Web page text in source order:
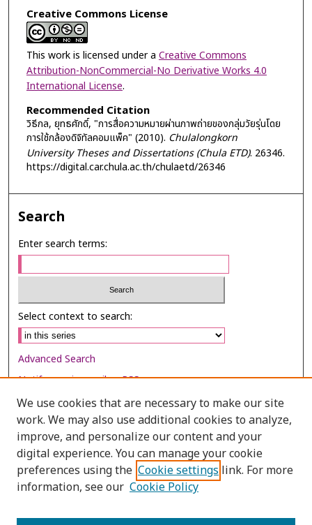
Creative Commons License
This work is licensed under a Creative Commons
Attribution-NonCommercial-No Derivative Works 4.0
International License.
Recommended Citation
วิธีกล, ยุทธศักดิ์, "การสื่อความหมายผ่านภาพถ่ายของกลุ่มวัยรุ่นโดย
การใช้กล้องดิจิทัลคอมแพ็ค" (2010). Chulalongkorn
University Theses and Dissertations (Chula ETD). 26346.
https://digital.car.chula.ac.th/chulaetd/26346
Search
Enter search terms:
Select context to search:
Advanced Search
Notify me via email orRSS
Browse
Collections
Disciplines
Authors
We use cookies that are necessary to make our site
work. We may also use additional cookies to analyze,
improve, and personalize our content and your
digital experience. You can manage your cookie
preferences using the Cookie settings link. For more
information, see our Cookie Policy